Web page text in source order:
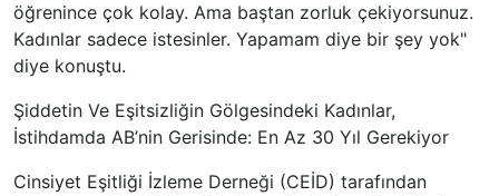
öğrenince çok kolay. Ama baştan zorluk çekiyorsunuz.
Kadınlar sadece istesinler. Yapamam diye bir şey yok"
diye konuştu.
Şiddetin Ve Eşitsizliğin Gölgesindeki Kadınlar,
İstihdamda AB’nin Gerisinde: En Az 30 Yıl Gerekiyor
Cinsiyet Eşitliği İzleme Derneği (CEİD) tarafından